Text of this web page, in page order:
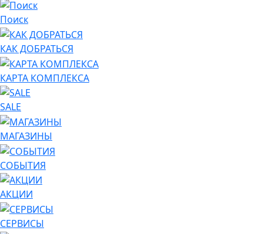
Поиск
КАК ДОБРАТЬСЯ
КАРТА КОМПЛЕКСА
SALE
МАГАЗИНЫ
СОБЫТИЯ
АКЦИИ
СЕРВИСЫ